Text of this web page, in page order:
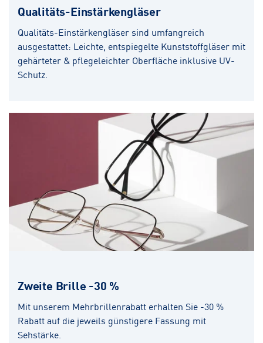
Qualitäts-Einstärkengläser
Qualitäts-Einstärkengläser sind umfangreich
ausgestattet: Leichte, entspiegelte Kunststoffgläser mit
gehärteter & pflegeleichter Oberfläche inklusive UV-
Schutz.
Zweite Brille -30 %
Mit unserem Mehrbrillenrabatt erhalten Sie -30 %
Rabatt auf die jeweils günstigere Fassung mit
Sehstärke.